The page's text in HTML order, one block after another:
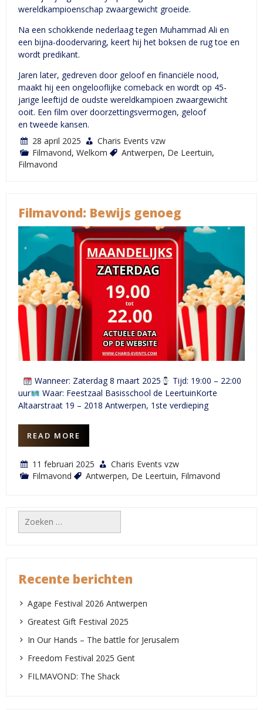
wereldkampioenschap zwaargewicht groeide.
Na een schokkende nederlaag tegen Muhammad Ali en
een bijna-doodervaring, keert hij het boksen de rug toe en
wordt predikant.
Jaren later, gedreven door geloof en financiële nood,
maakt hij een ongelooflijke comeback en wordt op 45-
jarige leeftijd de oudste wereldkampioen zwaargewicht
ooit. Een film over doorzettingsvermogen, geloof
en tweede kansen.
28 april 2025
Charis Events vzw
Filmavond, Welkom Antwerpen, De Leertuin,
Filmavond
Filmavond: Bewijs genoeg
Wanneer: Zaterdag 8 maart 2025
Tijd: 19:00 – 22:00
uur
Waar: Feestzaal Basisschool de LeertuinKorte
Altaarstraat 19 – 2018 Antwerpen, 1ste verdieping
READ MORE
11 februari 2025
Charis Events vzw
Filmavond
Antwerpen, De Leertuin, Filmavond
Zoeken
naar:
Recente berichten
Agape Festival 2026 Antwerpen
Greatest Gift Festival 2025
In Our Hands – The battle for Jerusalem
Freedom Festival 2025 Gent
FILMAVOND: The Shack